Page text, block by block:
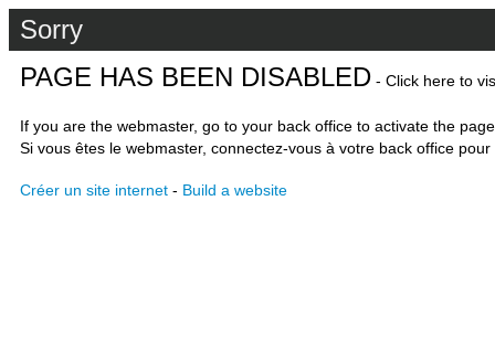
Sorry
PAGE HAS BEEN DISABLED - Click here to
If you are the webmaster, go to your back office to activate the
Si vous êtes le webmaster, connectez-vous à votre back office
Créer un site internet - Build a website